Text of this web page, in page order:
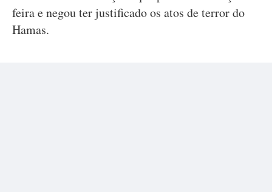
feira e negou ter justificado os atos de terror do
Hamas.